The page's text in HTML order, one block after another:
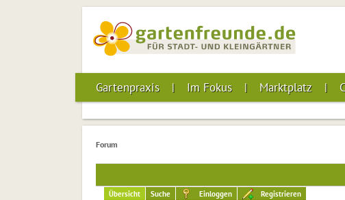
Gartenpraxis Im Fokus Marktplatz
Forum
Übersicht Suche Einloggen Registrieren